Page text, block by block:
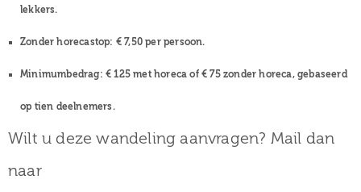
lekkers.
Zonder horecastop: € 7,50 per persoon.
Minimumbedrag: € 125 met horeca of € 75 zonder horeca, gebaseerd
op tien deelnemers.
Wilt u deze wandeling aanvragen? Mail dan
naar